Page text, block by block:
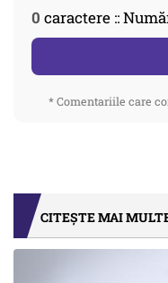
0 caractere ::
* Comentariile care
CITEȘTE MAI